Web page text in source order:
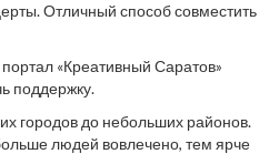
Отличный способ совместить
«Креативный Саратов»
поддержку.
городов до небольших районов.
людей вовлечено, тем ярче